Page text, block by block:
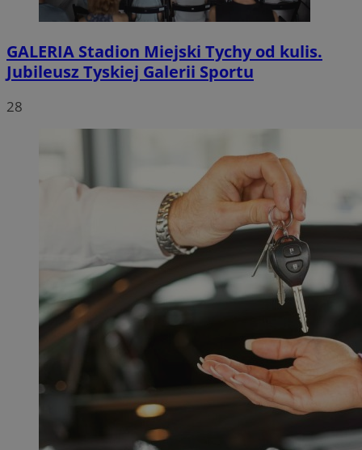
GALERIA Stadion Miejski Tychy od kulis.
Jubileusz Tyskiej Galerii Sportu
28